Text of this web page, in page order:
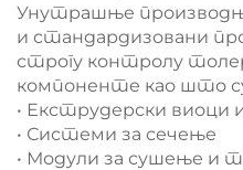
Унутрашње
и стандардизовани
строгу контролу
компоненте као што
• Екструдерски виоци
• Системи за сечење
• Модули за сушење и